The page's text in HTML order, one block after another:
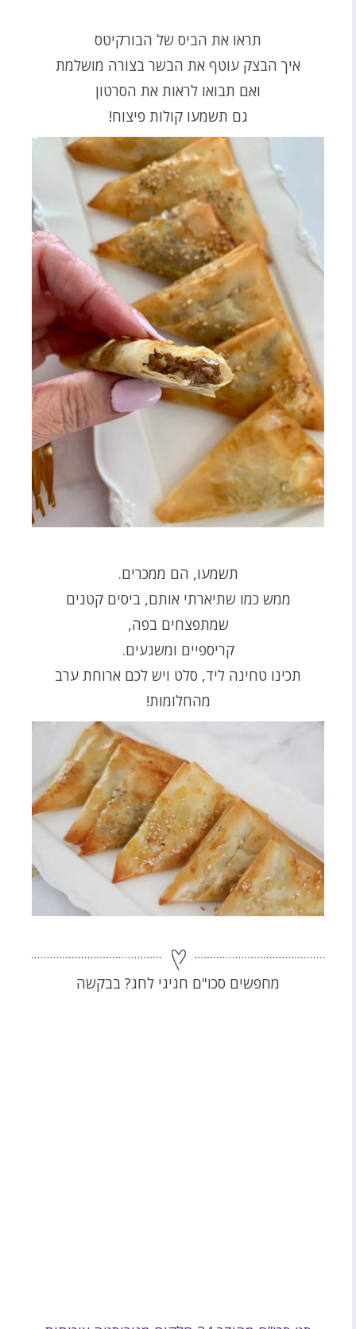
תראו את הביס של הבורקיטס
איך הבצק עוטף את הבשר בצורה מושלמת
ואם תבואו לראות את הסרטון
גם תשמעו קולות פיצוח!
תשמעו, הם ממכרים.
ממש כמו שתיארתי אותם, ביסים קטנים
שמתפצחים בפה,
קריספיים ומשגעים.
תכינו טחינה ליד, סלט ויש לכם ארוחת ערב
מהחלומות!
מחפשים סכו"ם חגיגי לחג? בבקשה